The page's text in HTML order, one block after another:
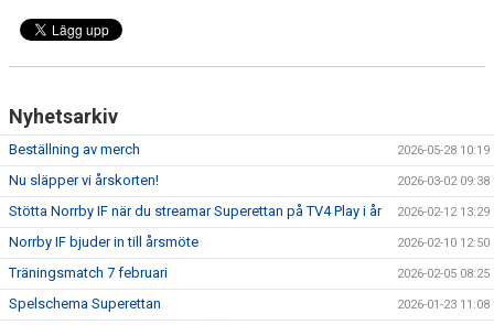
Nyhetsarkiv
Beställning av merch 2026-05-28 10:19
Nu släpper vi årskorten! 2026-03-02 09:38
Stötta Norrby IF när du streamar Superettan på TV4 Play i år 2026-02-12 13:29
Norrby IF bjuder in till årsmöte 2026-02-10 12:50
Träningsmatch 7 februari 2026-02-05 08:25
Spelschema Superettan 2026-01-23 11:08